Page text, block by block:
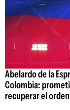
Abelardo de la
Colombia:
recuperar el